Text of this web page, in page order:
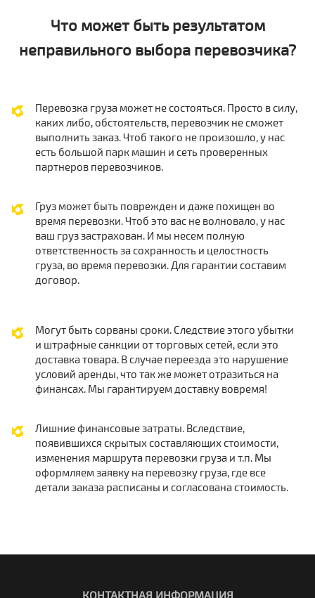
Что может быть результатом
неправильного выбора перевозчика?
Перевозка груза может не состояться. Просто в силу,
каких либо, обстоятельств, перевозчик не сможет
выполнить заказ. Чтоб такого не произошло, у нас
есть большой парк машин и сеть проверенных
партнеров перевозчиков.
Груз может быть поврежден и даже похищен во
время перевозки. Чтоб это вас не волновало, у нас
ваш груз застрахован. И мы несем полную
ответственность за сохранность и целостность
груза, во время перевозки. Для гарантии составим
договор.
Могут быть сорваны сроки. Следствие этого убытки
и штрафные санкции от торговых сетей, если это
доставка товара. В случае переезда это нарушение
условий аренды, что так же может отразиться на
финансах. Мы гарантируем доставку вовремя!
Лишние финансовые затраты. Вследствие,
появившихся скрытых составляющих стоимости,
изменения маршрута перевозки груза и т.п. Мы
оформляем заявку на перевозку груза, где все
детали заказа расписаны и согласована стоимость.
КОНТАКТНАЯ ИНФОРМАЦИЯ